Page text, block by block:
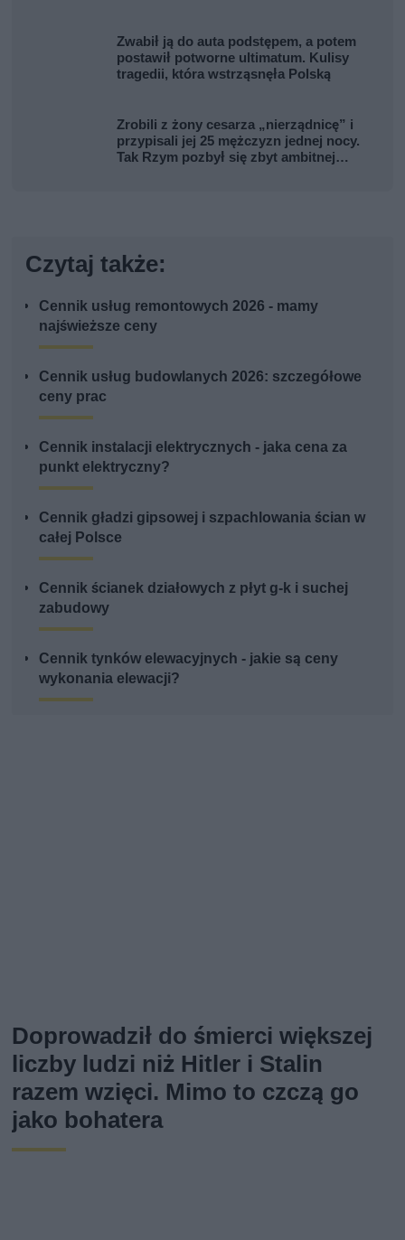
Zwabił ją do auta podstępem, a potem
postawił potworne ultimatum. Kulisy
tragedii, która wstrząsnęła Polską
Zrobili z żony cesarza „nierządnicę” i
przypisali jej 25 mężczyzn jednej nocy.
Tak Rzym pozbył się zbyt ambitnej
Czytaj także:
Cennik usług remontowych 2026 - mamy
najświeższe ceny
Cennik usług budowlanych 2026: szczegółowe
ceny prac
Cennik instalacji elektrycznych - jaka cena za
punkt elektryczny?
Cennik gładzi gipsowej i szpachlowania ścian w
całej Polsce
Cennik ścianek działowych z płyt g-k i suchej
zabudowy
Cennik tynków elewacyjnych - jakie są ceny
wykonania elewacji?
Doprowadził do śmierci większej
liczby ludzi niż Hitler i Stalin
razem wzięci. Mimo to czczą go
jako bohatera